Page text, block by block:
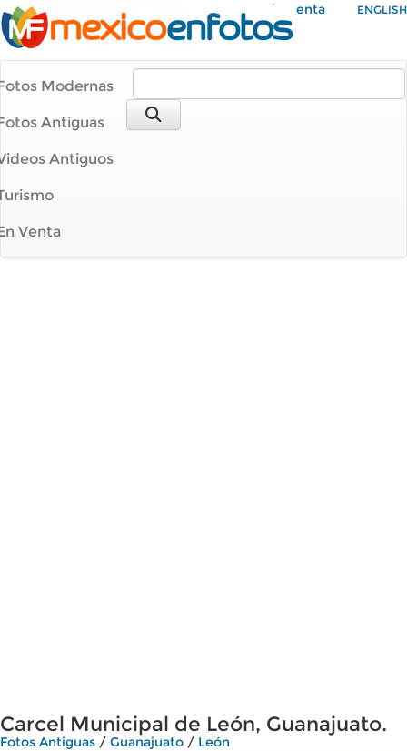
Mi Cuenta ENGLISH
Modernas
Antiguas
Antiguos
Venta
Carcel Municipal de León, Guanajuato.
Fotos Antiguas / Guanajuato / León